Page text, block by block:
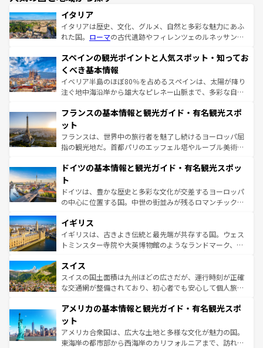
イタリア
イタリアは歴史、文化、グルメ、自然と多彩な魅力にあふ
れた国。 ローマの古代遺跡やフィレンツェのルネッサンス
ろん、トスカーナの美しい田園風景やアマルフィ海岸の絶
景など、自然景観も見逃せない。観光の合間には、本場の
ピザやパスタなど、絶品のイタリア料理を堪能することも
できる。朝目覚めてから夜眠るまで、すべての瞬間を楽し
なお、新着のイタリア情報はコンテンツ一覧を参照してほ
しい。
スペインの観光ポイントと人気スポット・知ってお
くべき基本情報
イベリア半島のほぼ80％を占めるスペインは、太陽が降り
注ぐ地中海沿岸から雄大なピレネー山脈まで、多彩な自然
文化が根付くこの国では、情熱的なフラメンコ、熱気あふ
れる闘牛、そして美味しいタパスが生活の一部となってい
る。首都マドリードの洗練された雰囲気や、バルセロナの
アートに溢れた街角から、地方では古代ローマ遺跡や中世
せる。地方によって風土や気候が異なるスペインはその個
ンテンツ一覧 を参照してほしい。
フランスの基本情報と観光ガイド・有名観光スポ
ット
フランスは、世界中の旅行者を魅了し続けるヨーロッパ屈
指の観光地だ。首都パリのエッフェル塔やルーブル美術館
で、幅広い魅力が詰まっている。華麗な宮殿、歴史的な大
聖堂、美しいビーチ、そして豊かな自然が、訪れる者を心
から魅了する。また、フランスは美食の国としても知ら
れ、フランス料理はユネスコ無形文化遺産にも登録されて
香り高いラベンダー畑など、多彩な楽しみ方が可能だ。さ
らに、パリ以外の地域にも魅力が溢れており、どの街角に
も豊かな歴史と文化が息づいている。パリ以外の個性あふ
を参照してほしい。
ドイツの基本情報と観光ガイド・有名観光スポッ
ト
ドイツは、豊かな歴史と多彩な文化が交差するヨーロッパ
の中心に位置する国。中世の街並みが残るロマンチック街
顔を持つこの国は、どこを歩いても飽きることがない。ベ
ルリンの文化的活気、バイエルン州のアルプスの絶景、そ
してライン川沿いのワイン畑といった風景は必見。ビール
は、お酒好きな人にはぜひ体験してほしい。 なお、新着の
ドイツ情報はコンテンツ一覧を参照してほしい。
イギリス
イギリスは、古きよき伝統と最先端が共存する国。ウェス
トミンスター寺院や大英博物館のようなランドマーク、歴
リアごとに異なる魅力がある。また、優雅なアフタヌーン
ティー、ビール好きにはたまらない英国パブ、サッカー観
戦など、本場だからこそできる体験も豊富。イギリスを旅
ンツ一覧を参照してほしい。
スイス
スイスの国土面積は九州ほどの広さだが、運行時刻が正確
な交通網が整備されており、初心者でも安心して個人旅行
の建物がそのまま残る町や、スイスならではのユニークな
博物館もあり、アルプス観光だけでなく町歩きも満喫する
ことができる。国民の所得が高いため物価も高いが、旅行
者向けの交通パス提供のサービスもあり、うまく活用すれ
アメリカの基本情報と観光ガイド・有名観光スポ
ット
アメリカ合衆国は、広大な土地と多様な文化が魅力の国。
東海岸の都市部から西海岸のカリフォルニアまで、訪れる